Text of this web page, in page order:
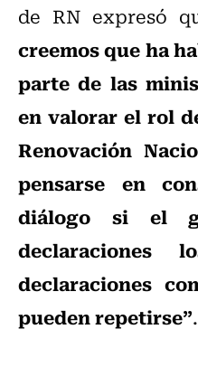
de RN expresó
creemos que ha
parte de las
en valorar el rol
Renovación
pensarse en
diálogo si el
declaraciones
declaraciones
pueden repetirse”.